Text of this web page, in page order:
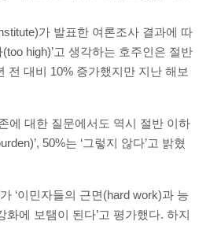
가 발표한 여론조사 결과에 따
high)’고 생각하는 호주인은 절반
전 대비 10% 증가했지만 지난 해보
에 대한 질문에서도 역시 절반 이하
50%는 ‘그렇지 않다’고 밝혔
‘이민자들의 근면(hard work)과 능
화에 보탬이 된다’고 평가했다. 하지